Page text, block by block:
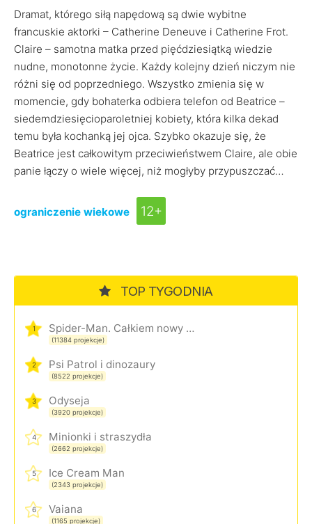
Dramat, którego siłą napędową są dwie wybitne
francuskie aktorki – Catherine Deneuve i Catherine Frot.
Claire – samotna matka przed pięćdziesiątką wiedzie
nudne, monotonne życie. Każdy kolejny dzień niczym nie
różni się od poprzedniego. Wszystko zmienia się w
momencie, gdy bohaterka odbiera telefon od Beatrice –
siedemdziesięcioparoletniej kobiety, która kilka dekad
temu była kochanką jej ojca. Szybko okazuje się, że
Beatrice jest całkowitym przeciwieństwem Claire, ale obie
panie łączy o wiele więcej, niż mogłyby przypuszczać…
ograniczenie wiekowe 12+
TOP TYGODNIA
1 Spider-Man. Całkiem nowy dzień
(11384 projekcje)
2 Psi Patrol i dinozaury
(8522 projekcje)
3 Odyseja
(3920 projekcje)
4 Minionki i straszydła
(2662 projekcje)
5 Ice Cream Man
(2343 projekcje)
6 Vaiana
(1165 projekcje)